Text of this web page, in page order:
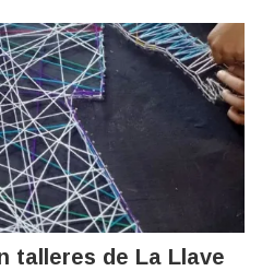
talleres de La Llave